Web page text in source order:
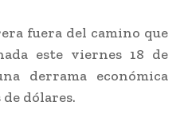
fuera del camino que
este viernes 18 de
derrama económica
dólares.